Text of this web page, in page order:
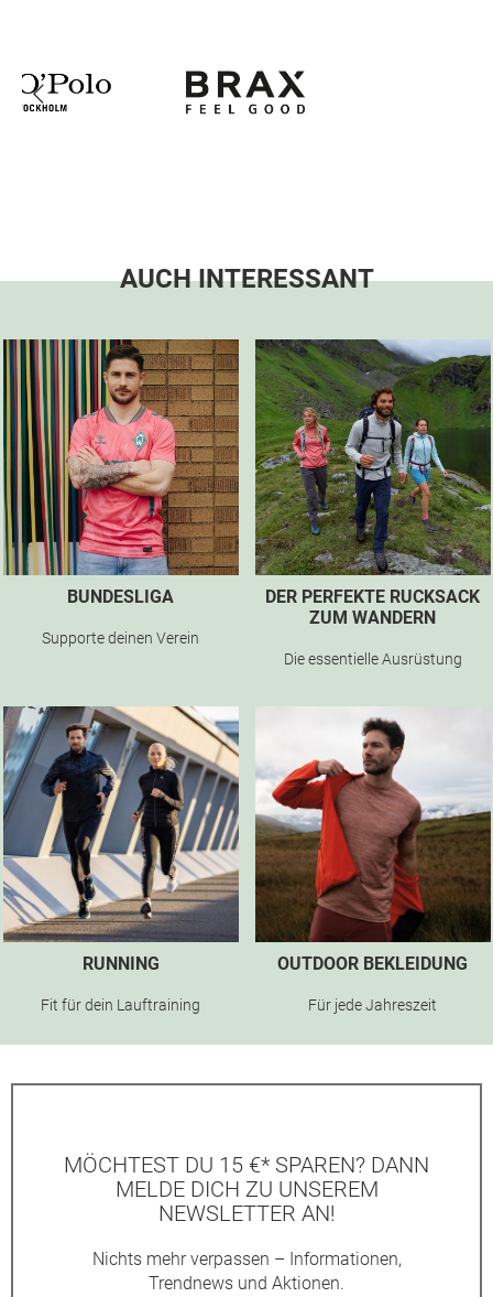
AUCH INTERESSANT
BUNDESLIGA
Supporte deinen Verein
DER PERFEKTE RUCKSACK
ZUM WANDERN
Die essentielle Ausrüstung
RUNNING
Fit für dein Lauftraining
OUTDOOR BEKLEIDUNG
Für jede Jahreszeit
MÖCHTEST DU 15 €* SPAREN? DANN
MELDE DICH ZU UNSEREM
NEWSLETTER AN!
Nichts mehr verpassen – Informationen,
Trendnews und Aktionen.